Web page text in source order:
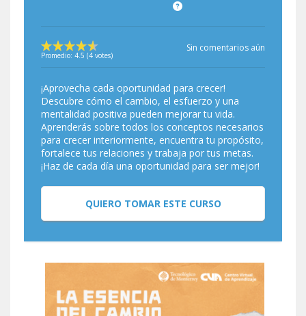
Promedio: 4.5 (4 votes)
Sin comentarios aún
¡Aprovecha cada oportunidad para crecer!
Descubre cómo el cambio, el esfuerzo y una
mentalidad positiva pueden mejorar tu vida.
Aprenderás sobre todos los conceptos necesarios
para crecer interiormente, encuentra tu propósito,
fortalece tus relaciones y trabaja por tus metas.
¡Haz de cada día una oportunidad para ser mejor!
QUIERO TOMAR ESTE CURSO